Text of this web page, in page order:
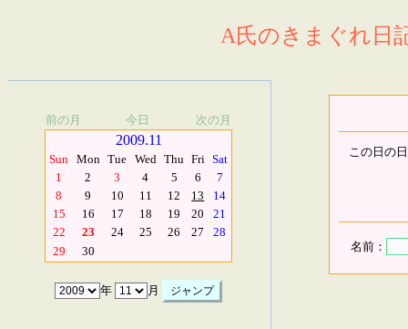
A氏のきまぐれ日
前の月 今日 次の月
2009.11
Sun Mon Tue Wed Thu Fri Sat
1
2 3 4 5 6
7
8
9 10 11 12 13
14
15
16 17 18 19 20
21
22
23 24 25 26 27
28
29
30
年 月
この日の
名前：